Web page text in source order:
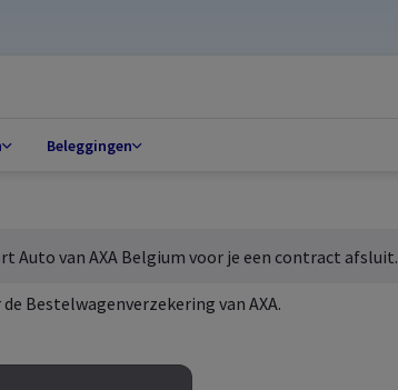
Beleggingen
Auto van AXA Belgium voor je een contract afsluit.